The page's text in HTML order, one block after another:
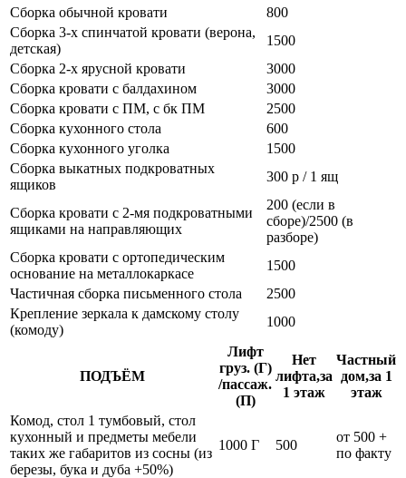
Сборка обычной кровати
800
Сборка 3-х спинчатой кровати (верона,
детская)
1500
Сборка 2-х ярусной кровати
3000
Сборка кровати с балдахином
3000
Сборка кровати с ПМ, с бк ПМ
2500
Сборка кухонного стола
600
Сборка кухонного уголка
1500
Сборка выкатных подкроватных
ящиков
300 р / 1 ящ
Сборка кровати с 2-мя подкроватными
ящиками на направляющих
200 (если в
сборе)/2500 (в
разборе)
Сборка кровати с ортопедическим
основание на металлокаркасе
1500
Частичная сборка письменного стола
2500
Крепление зеркала к дамскому столу
(комоду)
1000
ПОДЪЁМ
Лифт
груз. (Г)
/пассаж.
(П)
Нет
лифта,за
1 этаж
Частный
дом,за 1
этаж
Комод, стол 1 тумбовый, стол
кухонный и предметы мебели
таких же габаритов из сосны (из
березы, бука и дуба +50%)
1000 Г 500
от 500 +
по факту